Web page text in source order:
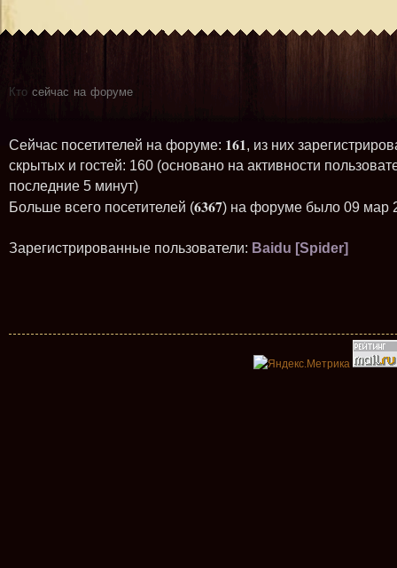
Кто сейчас на форуме
Сейчас посетителей на форуме: 161, из них
скрытых и гостей: 160 (основано на активности
последние 5 минут)
Больше всего посетителей (6367) на форуме было 09 мар
Зарегистрированные пользователи: Baidu [Spider]